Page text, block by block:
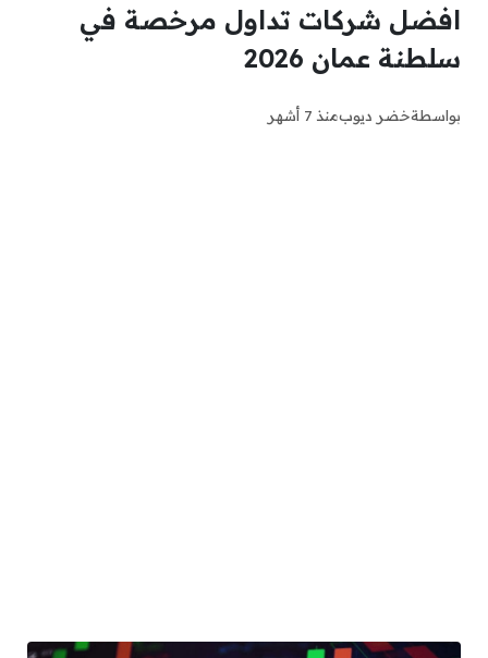
افضل شركات تداول مرخصة في
سلطنة عمان 2026
بواسطةخضر ديوبمنذ 7 أشهر